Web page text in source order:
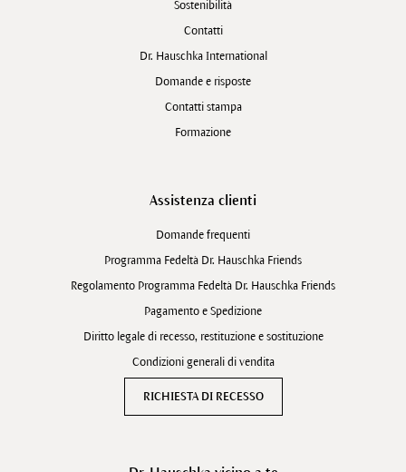
Sostenibilità
Contatti
Dr. Hauschka International
Domande e risposte
Contatti stampa
Formazione
Assistenza clienti
Domande frequenti
Programma Fedeltà Dr. Hauschka Friends
Regolamento Programma Fedeltà Dr. Hauschka Friends
Pagamento e Spedizione
Diritto legale di recesso, restituzione e sostituzione
Condizioni generali di vendita
RICHIESTA DI RECESSO